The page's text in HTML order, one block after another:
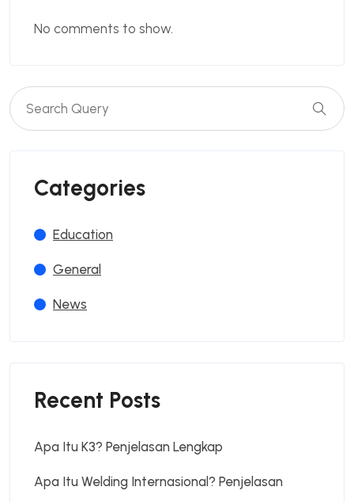
No comments to show.
Categories
Education
General
News
Recent Posts
Apa Itu K3? Penjelasan Lengkap
Apa Itu Welding Internasional? Penjelasan